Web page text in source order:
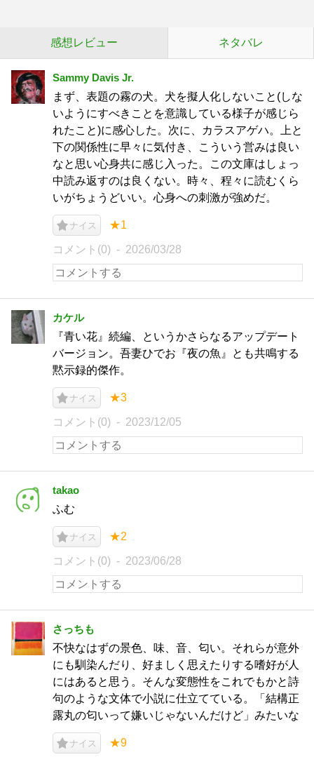
感想レビュー ネタバレ
Sammy Davis Jr.
まず、表題の霧の犬。犬を擬人化しないこと(しな
いようにすべきことを意識している様子が感じら
れたこと)に感心した。次に、カラスアゲハ。上と
下の関係性に早々に気付き、こういう営みは良い
なと思い心身共に感じ入った。この文庫はしょっ
中読み返すのは良くない。時々、程々に読むくら
いがちょうどいい。心身への刺激が強めだ。
ナイス ★1
コメント(0) 2026/03/28
カケル
『青い花』続編、というかさらなるアップデート
バージョン。吾妻ひでお『夜の魚』とも共鳴する
黙示録的傑作。
ナイス ★3
コメント(0) 2023/12/05
takao
ふむ
ナイス ★2
コメント(0) 2023/06/28
さっちも
不快なはずの景色、味、音、匂い。それらが意外
にも馴染んだり、好ましく思えたりする嗜好が人
にはあると思う。そんな変態性をこれでもかと詩
句のような文体で小説に仕立てている。「結構正
露丸の匂いって嫌いじゃないんだけど」みたいな
ナイス ★9